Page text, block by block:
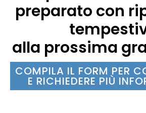
preparato con
alla prossima
COMPILA IL FORM PER
E RICHIEDERE PIÙ